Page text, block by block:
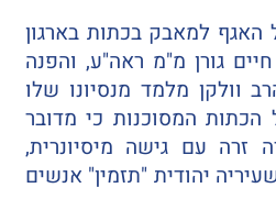
האגף למאבק בכתות בארגון
גורן מ"מ ראה"ע, והפנה
וולקן מלמד מנסיונו שלו
המסוכנות כי מדובר
עם גישה מיסיונרית,
יהודית "תזמין" אנשים